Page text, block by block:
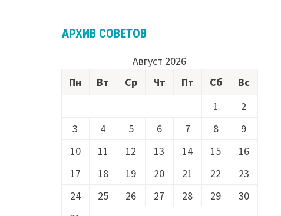
АРХИВ СОВЕТОВ
Август 2026
Пн
Вт Ср Чт Пт Сб
Вс
1
2
3
4 5 6 7 8
9
10
11 12 13 14 15
16
17
18 19 20 21 22
23
24
25 26 27 28 29
30